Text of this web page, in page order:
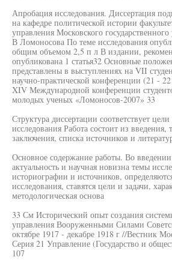
Апробация исследования. Диссертация
на кафедре политической истории
управления Московского
В Ломоносова По теме исследования
общим объемом 2,5 п л В издании,
опубликована 1 статья32 Основные
представлены в выступлениях на VII
научно-практической конференции (21 -
XIV Международной конференции
молодых ученых «Ломоносов-2007» 33
Структура диссертации соответствует
исследования Работа состоит из введения,
заключения, списка источников и
Основное содержание работы. Во введении
актуальность и научная новизна темы
историографии и источников,
исследования, ставятся цели и задачи,
методологическая основа
33 См Исторический опыт создания
управления Вооруженными Силами
октябре 1917 - декабре 1918 г //Вестник
Серия 21 Управление (Государство и
107